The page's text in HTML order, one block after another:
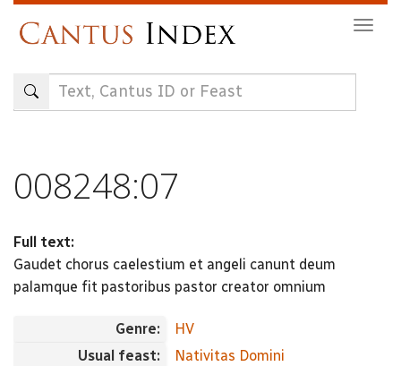
content
008248:07
Full text:
Gaudet chorus caelestium et angeli canunt deum
palamque fit pastoribus pastor creator omnium
Genre:
HV
Usual feast:
Nativitas Domini